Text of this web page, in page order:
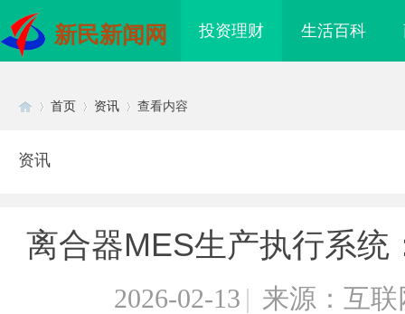
新民新闻网 投资理财 生活百科
首页 资讯 查看内容
资讯
离合器MES生产执行系统
2026-02-13 | 来源：互联